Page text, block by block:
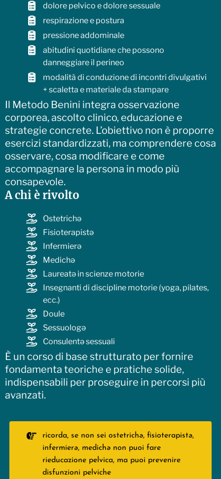
dolore pelvico e dolore sessuale
respirazione e postura
pressione addominale
abitudini quotidiane che possono
danneggiare il perineo
modalità di conduzione di incontri divulgativi
+ scaletta e materiale da stampare
Il Metodo Benini integra osservazione
corporea, ascolto clinico, educazione e
strategie concrete. L’obiettivo non è proporre
esercizi standardizzati, ma comprendere cosa
osservare, cosa modificare e come
accompagnare la persona in modo più
consapevole.
A chi è rivolto
Ostetrichə
Fisioterapistə
Infermierə
Medichə
Laureatə in scienze motorie
Insegnanti di discipline motorie (yoga, pilates,
ecc.)
Doule
Sessuologə
Consulentə sessuali
È un corso di base strutturato per fornire
fondamenta teoriche e pratiche solide,
indispensabili per proseguire in percorsi più
avanzati.
ricorda, se non sei ostetrichə, fisioterapistə,
infermierə, medichə non puoi fare
rieducazione pelvica, ma puoi prevenire
disfunzioni pelviche